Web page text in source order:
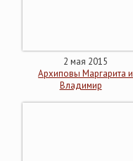
2 мая 2015
Архиповы Маргарита и
Владимир